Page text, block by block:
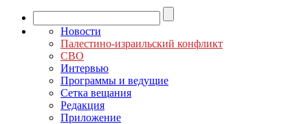
Новости
Палестино-израильский конфликт
СВО
Интервью
Программы и ведущие
Сетка вещания
Редакция
Приложение